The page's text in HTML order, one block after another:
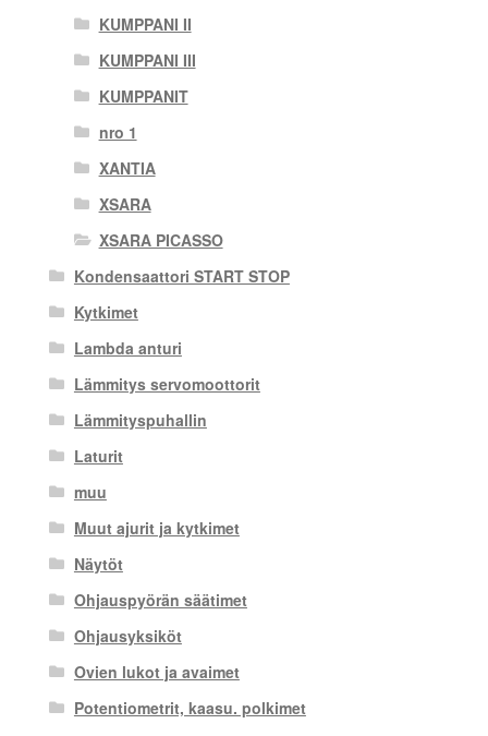
KUMPPANI II
KUMPPANI III
KUMPPANIT
nro 1
XANTIA
XSARA
XSARA PICASSO
Kondensaattori START STOP
Kytkimet
Lambda anturi
Lämmitys servomoottorit
Lämmityspuhallin
Laturit
muu
Muut ajurit ja kytkimet
Näytöt
Ohjauspyörän säätimet
Ohjausyksiköt
Ovien lukot ja avaimet
Potentiometrit, kaasu. polkimet